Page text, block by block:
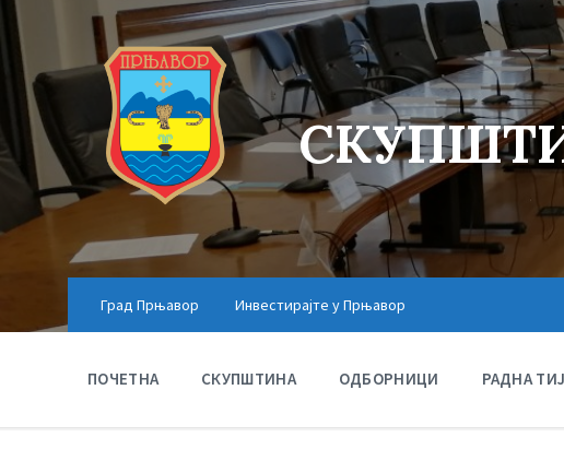
Град Прњавор Инвестирајте у Прњавор
ПОЧЕТНА СКУПШТИНА ОДБОРНИЦИ РАДНА